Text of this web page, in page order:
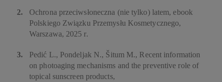
Ochrona przeciwsłoneczna (nie tylko) latem, ebook
Polskiego Związku Przemysłu Kosmetycznego,
Warszawa, 2025 r.
Pedić L., Pondeljak N., Šitum M., Recent information
on photoaging mechanisms and the preventive role of
topical sunscreen products,